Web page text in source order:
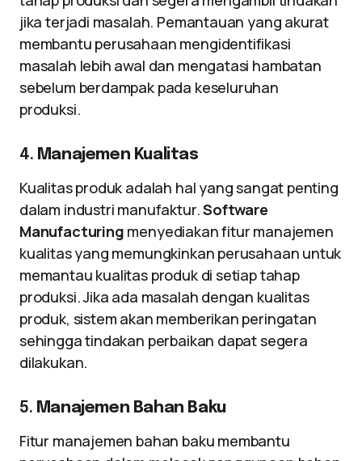
jika terjadi masalah. Pemantauan yang akurat
membantu perusahaan mengidentifikasi
masalah lebih awal dan mengatasi hambatan
sebelum berdampak pada keseluruhan
produksi.
4. Manajemen Kualitas
Kualitas produk adalah hal yang sangat penting
dalam industri manufaktur.Software
Manufacturing menyediakan fitur manajemen
kualitas yang memungkinkan perusahaan untuk
memantau kualitas produk di setiap tahap
produksi. Jika ada masalah dengan kualitas
produk, sistem akan memberikan peringatan
sehingga tindakan perbaikan dapat segera
dilakukan.
5. Manajemen Bahan Baku
Fitur manajemen bahan baku membantu